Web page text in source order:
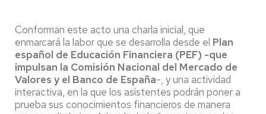
Conforman este acto una charla inicial, que
enmarcará la labor que se desarrolla desde el Plan
español de Educación Financiera (PEF) -que
impulsan la Comisión Nacional del Mercado de
Valores y el Banco de España-, y una actividad
interactiva, en la que los asistentes podrán poner a
prueba sus conocimientos financieros de manera